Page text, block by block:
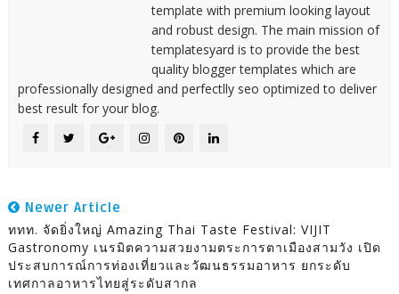
template with premium looking layout
and robust design. The main mission of
templatesyard is to provide the best
quality blogger templates which are
professionally designed and perfectlly seo optimized to deliver
best result for your blog.
Newer Article
ททท. จัดยิ่งใหญ่ Amazing Thai Taste Festival: VIJIT
Gastronomy เนรมิตความสวยงามตระการตาเมืองสามวัง เปิด
ประสบการณ์การท่องเที่ยวและวัฒนธรรมอาหาร ยกระดับ
เทศกาลอาหารไทยสู่ระดับสากล